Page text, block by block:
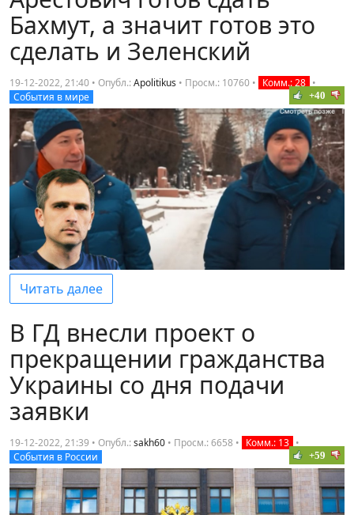
Бахмут, а значит готов это
сделать и Зеленский
19-12-2022, 21:40 • Опубл.:Apolitikus • Просм.: 10760 • Комм.: 28 •
События в мире
+40
Читать далее
В ГД внесли проект о
прекращении гражданства
Украины со дня подачи
заявки
19-12-2022, 21:39 • Опубл.:sakh60 • Просм.: 6658 • Комм.: 13 •
События в России
+59